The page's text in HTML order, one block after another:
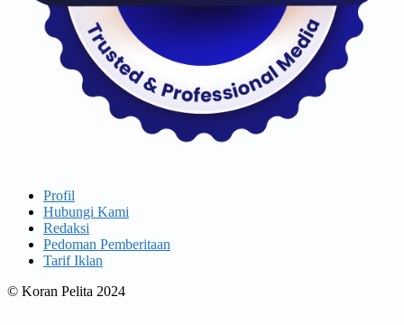
Profil
Hubungi Kami
Redaksi
Pedoman Pemberitaan
Tarif Iklan
© Koran Pelita 2024